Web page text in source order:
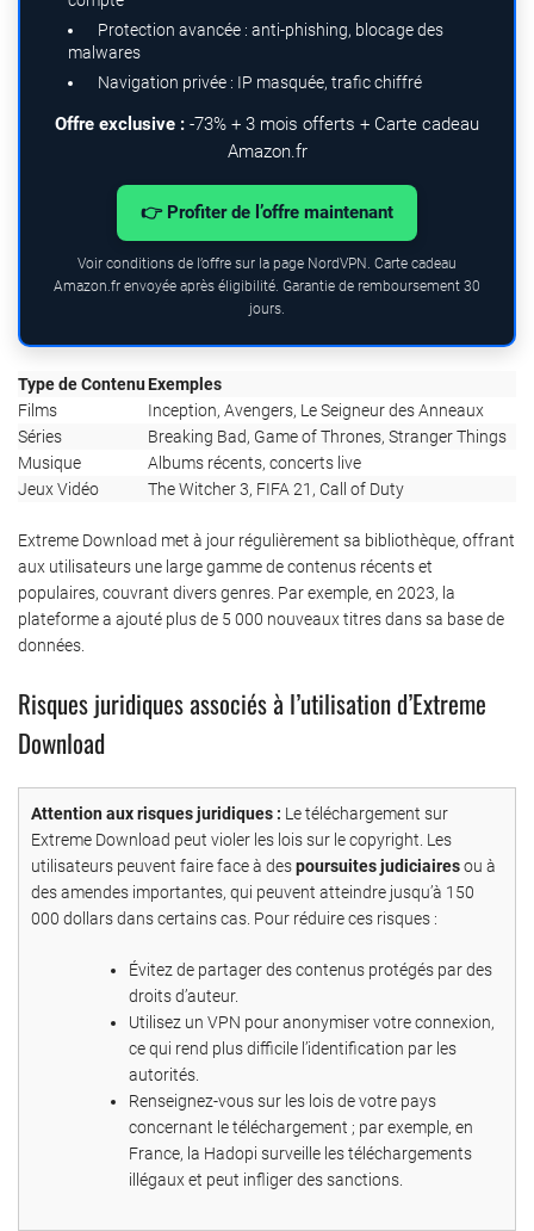
Protection avancée : anti-phishing, blocage des
malwares
Navigation privée : IP masquée, trafic chiffré
Offre exclusive : -73% + 3 mois offerts + Carte cadeau
Amazon.fr
👉 Profiter de l’offre maintenant
Voir conditions de l’offre sur la page NordVPN. Carte cadeau
Amazon.fr envoyée après éligibilité. Garantie de remboursement 30
jours.
Type de ContenuExemples
Films
Inception, Avengers, Le Seigneur des Anneaux
Séries
Breaking Bad, Game of Thrones, Stranger Things
Musique
Albums récents, concerts live
Jeux Vidéo
The Witcher 3, FIFA 21, Call of Duty
Extreme Download met à jour régulièrement sa bibliothèque, offrant
aux utilisateurs une large gamme de contenus récents et
populaires, couvrant divers genres. Par exemple, en 2023, la
plateforme a ajouté plus de 5 000 nouveaux titres dans sa base de
données.
Risques juridiques associés à l’utilisation d’Extreme
Download
Attention aux risques juridiques : Le téléchargement sur
Extreme Download peut violer les lois sur le copyright. Les
utilisateurs peuvent faire face à despoursuites judiciairesou à
des amendes importantes, qui peuvent atteindre jusqu’à 150
000 dollars dans certains cas. Pour réduire ces risques :
Évitez de partager des contenus protégés par des
droits d’auteur.
Utilisez un VPN pour anonymiser votre connexion,
ce qui rend plus difficile l’identification par les
autorités.
Renseignez-vous sur les lois de votre pays
concernant le téléchargement ; par exemple, en
France, la Hadopi surveille les téléchargements
illégaux et peut infliger des sanctions.